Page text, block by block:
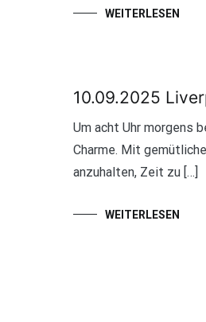
WEITERLESEN
10.09.2025
Um acht Uhr morgens
Charme. Mit
anzuhalten, Zeit zu […]
WEITERLESEN